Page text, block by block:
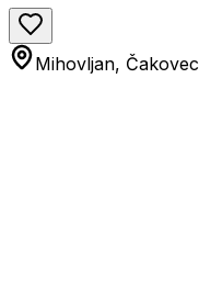
Mihovljan, Čakovec